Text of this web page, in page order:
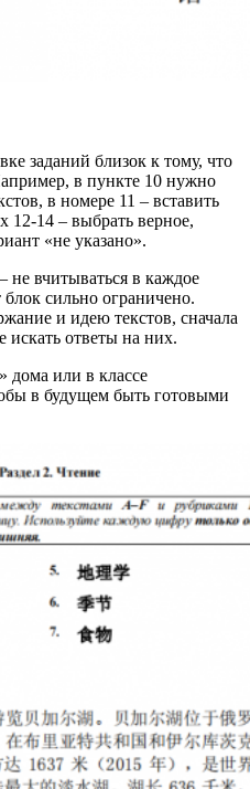
заданий близок к тому, что
в пункте 10 нужно
в номере 11 – вставить
12-14 – выбрать верное,
«не указано».
не вчитываться в каждое
блок сильно ограничено.
и идею текстов, сначала
искать ответы на них.
дома или в классе
в будущем быть готовыми